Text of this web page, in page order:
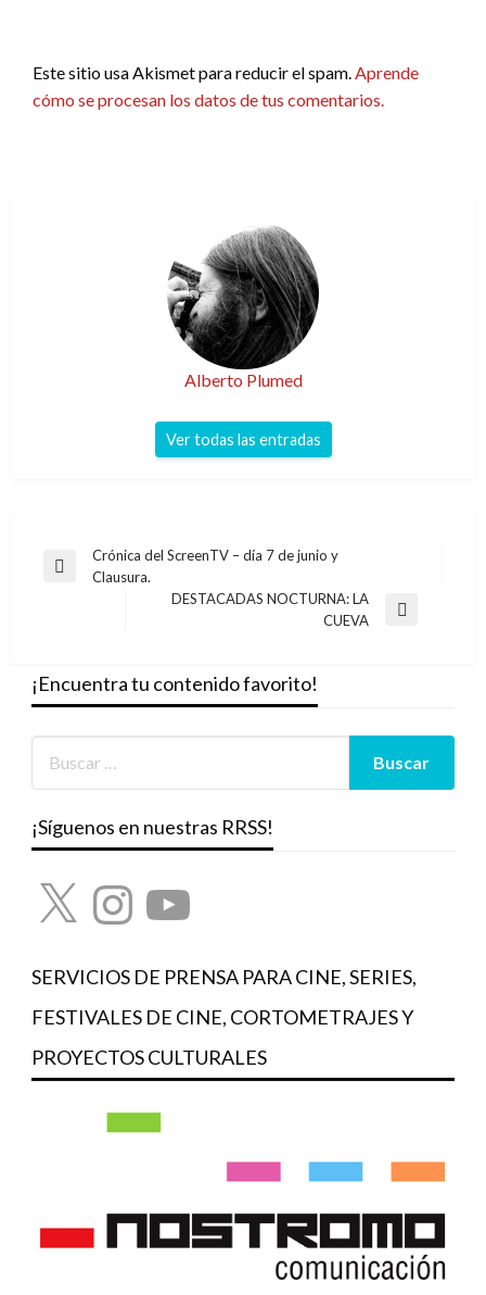
Este sitio usa Akismet para reducir el spam.Aprende
cómo se procesan los datos de tus comentarios.
Alberto Plumed
Ver todas las entradas
Navegación
Entrada
Crónica del ScreenTV – día 7 de junio y
Clausura.
DESTACADAS NOCTURNA: LA
CUEVA
¡Encuentra tu contenido favorito!
¡Síguenos en nuestras RRSS!
X InstagramYouTube
SERVICIOS DE PRENSA PARA CINE, SERIES,
FESTIVALES DE CINE, CORTOMETRAJES Y
PROYECTOS CULTURALES